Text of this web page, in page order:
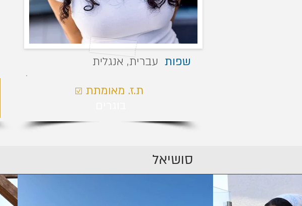
שפות עברית, אנגלית
☑ ת.ז. מאומתת
סושיאל